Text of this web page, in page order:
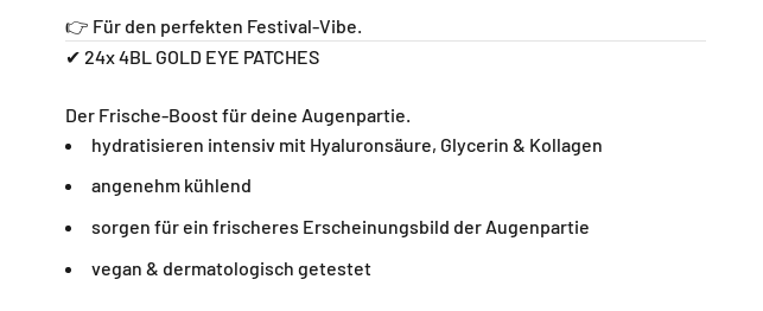
👉 Für den perfekten Festival-Vibe.
✔ 24x 4BL GOLD EYE PATCHES
Der Frische-Boost für deine Augenpartie.
hydratisieren intensiv mit Hyaluronsäure, Glycerin & Kollagen
angenehm kühlend
sorgen für ein frischeres Erscheinungsbild der Augenpartie
vegan & dermatologisch getestet